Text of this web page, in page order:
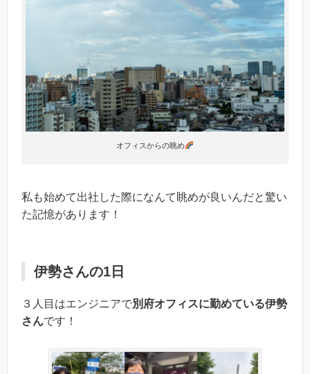
オフィスからの眺め
私も始めて出社した際になんて眺めが良いんだと驚い
た記憶があります！
伊勢さんの1日
３人目はエンジニアで別府オフィスに勤めている伊勢
さんです！